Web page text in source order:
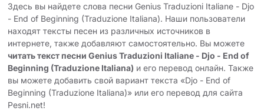
Здесь вы найдете слова песни Genius Traduzioni Italiane - Djo
- End of Beginning (Traduzione Italiana). Наши пользователи
находят тексты песен из различных источников в
интернете, также добавляют самостоятельно. Вы можете
читать текст песни Genius Traduzioni Italiane - Djo - End of
Beginning (Traduzione Italiana) и его перевод онлайн. Также
вы можете добавить свой вариант текста «Djo - End of
Beginning (Traduzione Italiana)» или его перевод для сайта
Pesni.net!